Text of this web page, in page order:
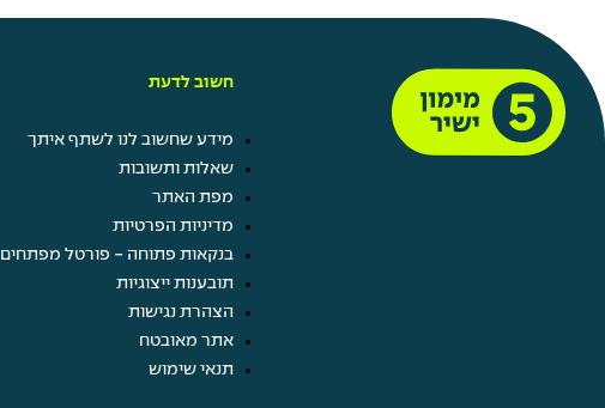
חשוב לדעת
מידע שחשוב לנו לשתף איתך
שאלות ותשובות
מפת האתר
מדיניות הפרטיות
בנקאות פתוחה - פורטל מפתחים
תובענות ייצוגיות
הצהרת נגישות
אתר מאובטח
תנאי שימוש